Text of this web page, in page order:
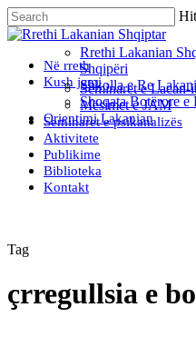
Skip
to
content
Close
Menu
Në rreth
Kush jemi
Rrethi Lakanian
Shqipëri
Shkolla e Re
Shoqata Botërore
Orientimi Lakanian
Seminaret e Lacan-
Mësimet e JAM
Seminaret e psikanalizës
Aktivitete
Publikime
Biblioteka
Kontakt
Tag
çrregullsia e